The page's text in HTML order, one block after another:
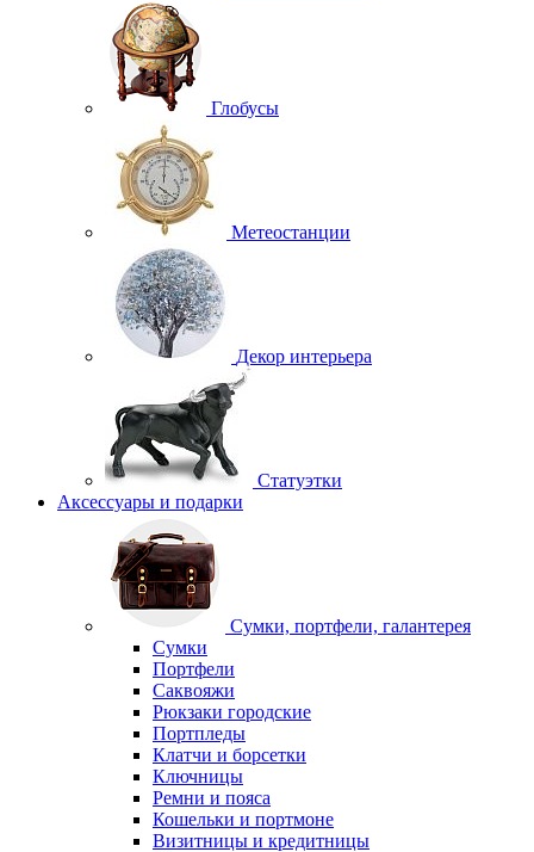
Глобусы
Метеостанции
Декор интерьера
Статуэтки
Аксессуары и подарки
Сумки, портфели, галантерея
Сумки
Портфели
Саквояжи
Рюкзаки городские
Портпледы
Клатчи и борсетки
Ключницы
Ремни и пояса
Кошельки и портмоне
Визитницы и кредитницы